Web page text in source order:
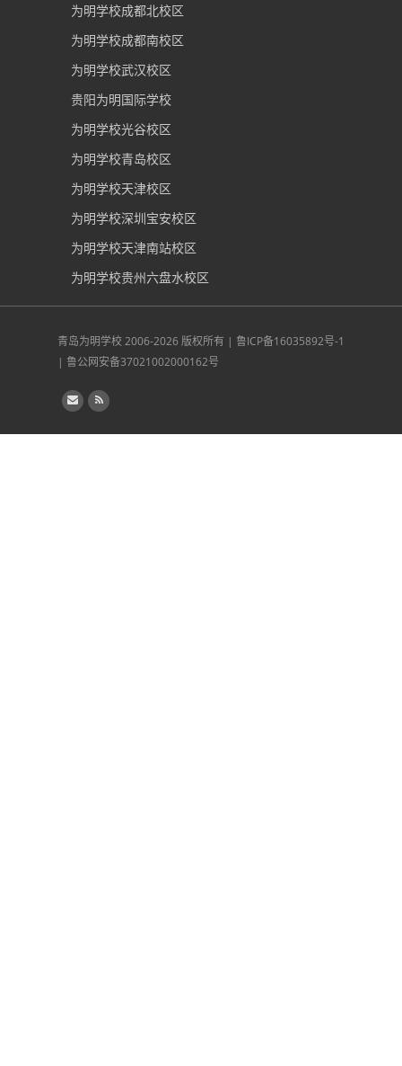
为明学校成都北校区
为明学校成都南校区
为明学校武汉校区
贵阳为明国际学校
为明学校光谷校区
为明学校青岛校区
为明学校天津校区
为明学校深圳宝安校区
为明学校天津南站校区
为明学校贵州六盘水校区
青岛为明学校2006-2026 版权所有 | 鲁ICP备16035892号-1
| 鲁公网安备37021002000162号